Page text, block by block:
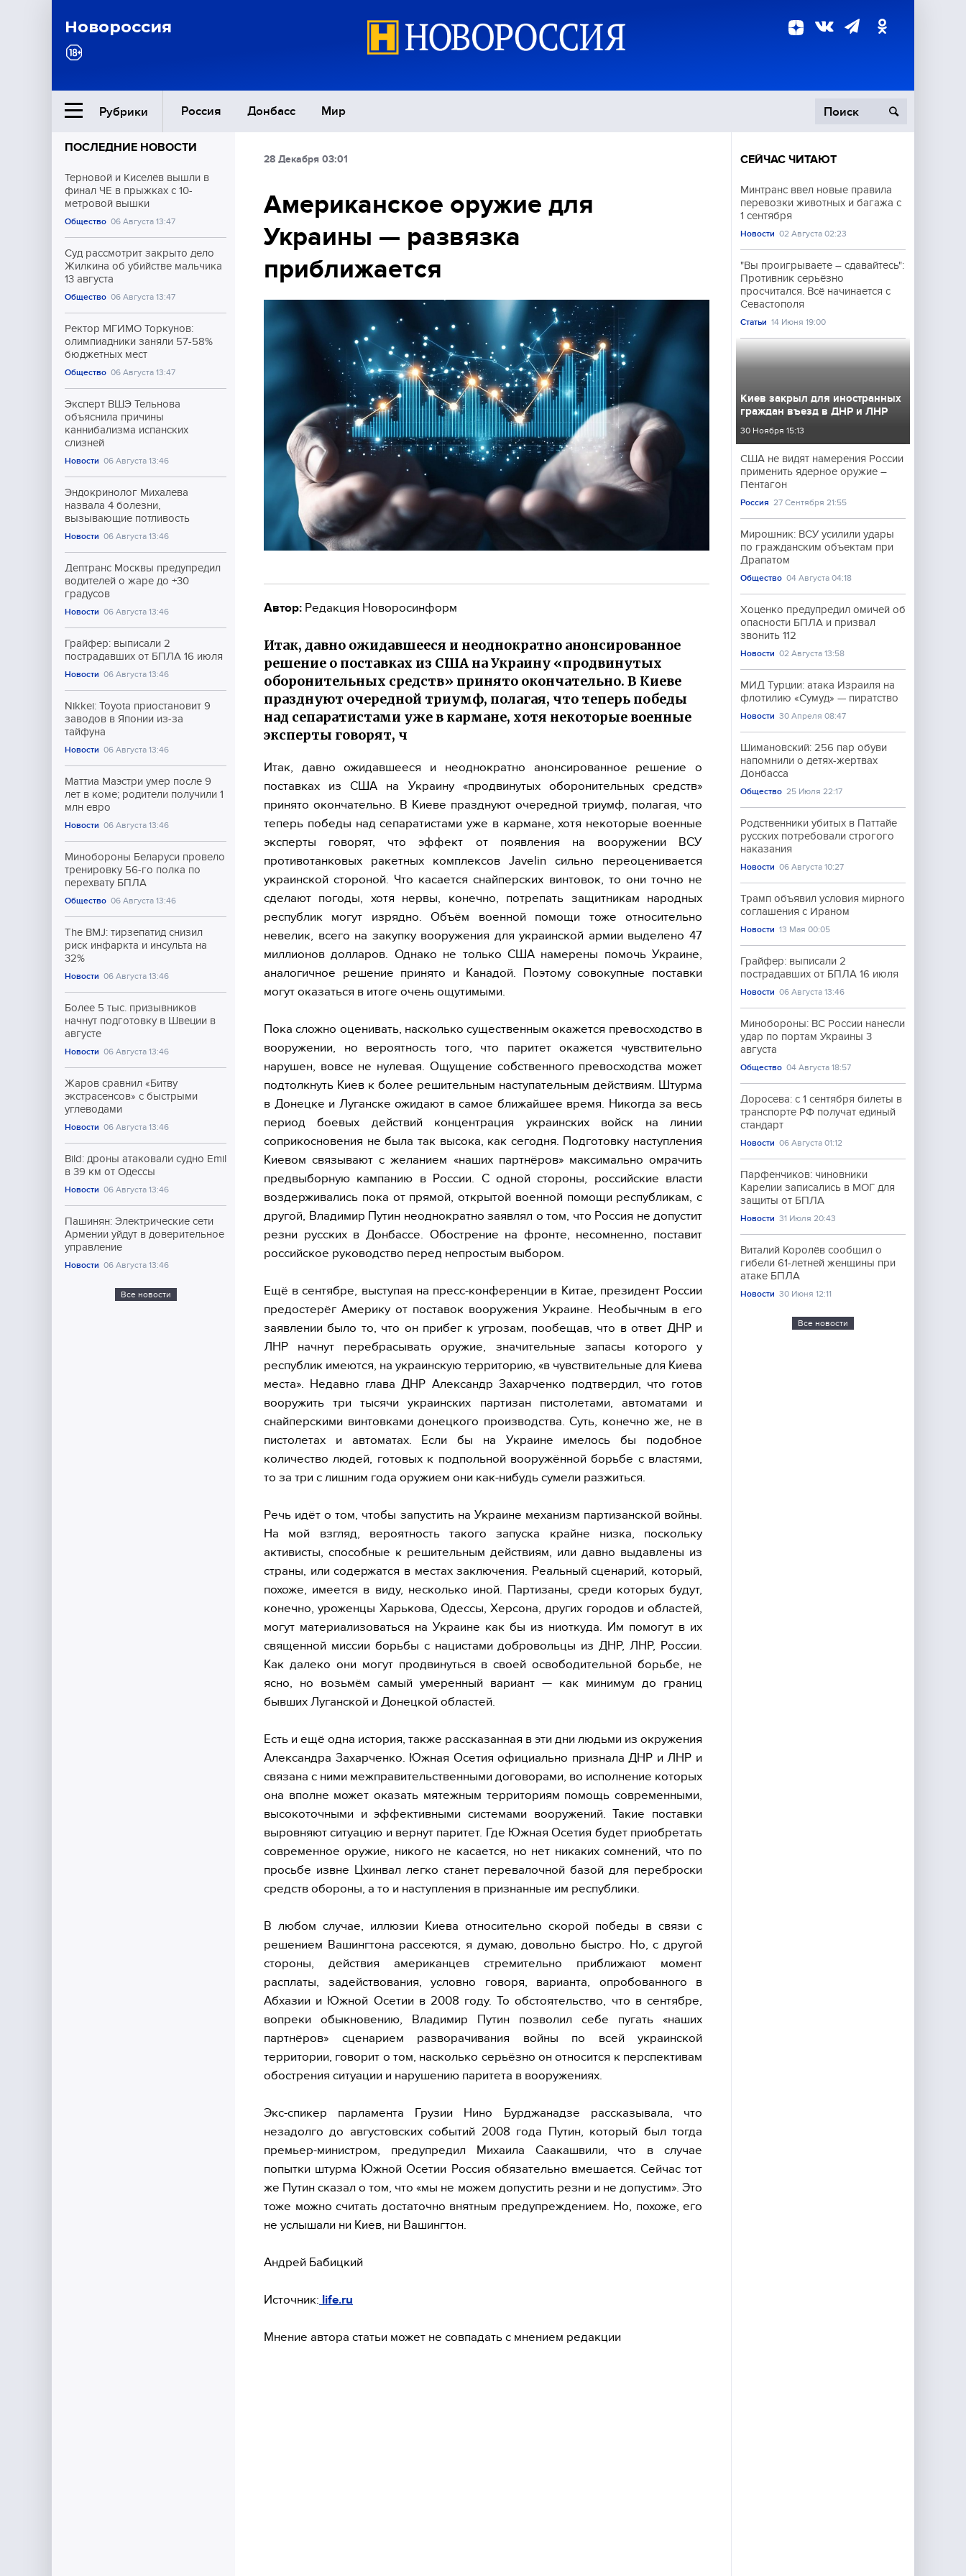
Новороссия
Рубрики Россия Донбасс Мир
Ближний Восток
Общество
Экономика
Происшествия
Культура
Спорт
ПОСЛЕДНИЕ НОВОСТИ
Терновой и Киселёв вышли в
финал ЧЕ в прыжках с 10-
метровой вышки
Общество 06 Августа 13:47
Суд рассмотрит закрыто дело
Жилкина об убийстве мальчика
13 августа
Общество 06 Августа 13:47
Ректор МГИМО Торкунов:
олимпиадники заняли 57-58%
бюджетных мест
Общество 06 Августа 13:47
Эксперт ВШЭ Тельнова
объяснила причины
каннибализма испанских
слизней
Новости 06 Августа 13:46
Эндокринолог Михалева
назвала 4 болезни,
вызывающие потливость
Новости 06 Августа 13:46
Дептранс Москвы предупредил
водителей о жаре до +30
градусов
Новости 06 Августа 13:46
Грайфер: выписали 2
пострадавших от БПЛА 16 июля
Новости 06 Августа 13:46
Nikkei: Toyota приостановит 9
заводов в Японии из-за
тайфуна
Новости 06 Августа 13:46
Маттиа Маэстри умер после 9
лет в коме; родители получили 1
млн евро
Новости 06 Августа 13:46
Минобороны Беларуси провело
тренировку 56-го полка по
перехвату БПЛА
Общество 06 Августа 13:46
The BMJ: тирзепатид снизил
риск инфаркта и инсульта на
32%
Новости 06 Августа 13:46
Более 5 тыс. призывников
начнут подготовку в Швеции в
августе
Новости 06 Августа 13:46
Жаров сравнил «Битву
экстрасенсов» с быстрыми
углеводами
Новости 06 Августа 13:46
Bild: дроны атаковали судно Emil
в 39 км от Одессы
Новости 06 Августа 13:46
Пашинян: Электрические сети
Армении уйдут в доверительное
управление
Новости 06 Августа 13:46
Все новости
28 Декабря 03:01
Американское оружие для
Украины — развязка
приближается
Автор: Редакция Новоросинформ
Итак, давно ожидавшееся и неоднократно анонсированное
решение о поставках из США на Украину «продвинутых
оборонительных средств» принято окончательно. В Киеве
празднуют очередной триумф, полагая, что теперь победы
над сепаратистами уже в кармане, хотя некоторые военные
эксперты говорят, ч
Итак, давно ожидавшееся и неоднократно анонсированное решение о
поставках из США на Украину «продвинутых оборонительных средств»
принято окончательно. В Киеве празднуют очередной триумф, полагая, что
теперь победы над сепаратистами уже в кармане, хотя некоторые военные
эксперты говорят, что эффект от появления на вооружении ВСУ
противотанковых ракетных комплексов Javelin сильно переоценивается
украинской стороной. Что касается снайперских винтовок, то они точно не
сделают погоды, хотя нервы, конечно, потрепать защитникам народных
республик могут изрядно. Объём военной помощи тоже относительно
невелик, всего на закупку вооружения для украинской армии выделено 47
миллионов долларов. Однако не только США намерены помочь Украине,
аналогичное решение принято и Канадой. Поэтому совокупные поставки
могут оказаться в итоге очень ощутимыми.
Пока сложно оценивать, насколько существенным окажется превосходство в
вооружении, но вероятность того, что паритет окажется чувствительно
нарушен, вовсе не нулевая. Ощущение собственного превосходства может
подтолкнуть Киев к более решительным наступательным действиям. Штурма
в Донецке и Луганске ожидают в самое ближайшее время. Никогда за весь
период боевых действий концентрация украинских войск на линии
соприкосновения не была так высока, как сегодня. Подготовку наступления
Киевом связывают с желанием «наших партнёров» максимально омрачить
предвыборную кампанию в России. С одной стороны, российские власти
воздерживались пока от прямой, открытой военной помощи республикам, с
другой, Владимир Путин неоднократно заявлял о том, что Россия не допустит
резни русских в Донбассе. Обострение на фронте, несомненно, поставит
российское руководство перед непростым выбором.
Ещё в сентябре, выступая на пресс-конференции в Китае, президент России
предостерёг Америку от поставок вооружения Украине. Необычным в его
заявлении было то, что он прибег к угрозам, пообещав, что в ответ ДНР и
ЛНР начнут перебрасывать оружие, значительные запасы которого у
республик имеются, на украинскую территорию, «в чувствительные для Киева
места». Недавно глава ДНР Александр Захарченко подтвердил, что готов
вооружить три тысячи украинских партизан пистолетами, автоматами и
снайперскими винтовками донецкого производства. Суть, конечно же, не в
пистолетах и автоматах. Если бы на Украине имелось бы подобное
количество людей, готовых к подпольной вооружённой борьбе с властями,
то за три с лишним года оружием они как-нибудь сумели разжиться.
Речь идёт о том, чтобы запустить на Украине механизм партизанской войны.
На мой взгляд, вероятность такого запуска крайне низка, поскольку
активисты, способные к решительным действиям, или давно выдавлены из
страны, или содержатся в местах заключения. Реальный сценарий, который,
похоже, имеется в виду, несколько иной. Партизаны, среди которых будут,
конечно, уроженцы Харькова, Одессы, Херсона, других городов и областей,
могут материализоваться на Украине как бы из ниоткуда. Им помогут в их
священной миссии борьбы с нацистами добровольцы из ДНР, ЛНР, России.
Как далеко они могут продвинуться в своей освободительной борьбе, не
ясно, но возьмём самый умеренный вариант — как минимум до границ
бывших Луганской и Донецкой областей.
Есть и ещё одна история, также рассказанная в эти дни людьми из окружения
Александра Захарченко. Южная Осетия официально признала ДНР и ЛНР и
связана с ними межправительственными договорами, во исполнение которых
она вполне может оказать мятежным территориям помощь современными,
высокоточными и эффективными системами вооружений. Такие поставки
выровняют ситуацию и вернут паритет. Где Южная Осетия будет приобретать
современное оружие, никого не касается, но нет никаких сомнений, что по
просьбе извне Цхинвал легко станет перевалочной базой для переброски
средств обороны, а то и наступления в признанные им республики.
В любом случае, иллюзии Киева относительно скорой победы в связи с
решением Вашингтона рассеются, я думаю, довольно быстро. Но, с другой
стороны, действия американцев стремительно приближают момент
расплаты, задействования, условно говоря, варианта, опробованного в
Абхазии и Южной Осетии в 2008 году. То обстоятельство, что в сентябре,
вопреки обыкновению, Владимир Путин позволил себе пугать «наших
партнёров» сценарием разворачивания войны по всей украинской
территории, говорит о том, насколько серьёзно он относится к перспективам
обострения ситуации и нарушению паритета в вооружениях.
Экс-спикер парламента Грузии Нино Бурджанадзе рассказывала, что
незадолго до августовских событий 2008 года Путин, который был тогда
премьер-министром, предупредил Михаила Саакашвили, что в случае
попытки штурма Южной Осетии Россия обязательно вмешается. Сейчас тот
же Путин сказал о том, что «мы не можем допустить резни и не допустим». Это
тоже можно считать достаточно внятным предупреждением. Но, похоже, его
не услышали ни Киев, ни Вашингтон.
Андрей Бабицкий
Источник: life.ru
Мнение автора статьи может не совпадать с мнением редакции
СЕЙЧАС ЧИТАЮТ
Минтранс ввел новые правила
перевозки животных и багажа с
1 сентября
Новости 02 Августа 02:23
"Вы проигрываете – сдавайтесь":
Противник серьёзно
просчитался. Всё начинается с
Севастополя
Статьи 14 Июня 19:00
Киев закрыл для иностранных
граждан въезд в ДНР и ЛНР
30 Ноября 15:13
США не видят намерения России
применить ядерное оружие –
Пентагон
Россия 27 Сентября 21:55
Мирошник: ВСУ усилили удары
по гражданским объектам при
Драпатом
Общество 04 Августа 04:18
Хоценко предупредил омичей об
опасности БПЛА и призвал
звонить 112
Новости 02 Августа 13:58
МИД Турции: атака Израиля на
флотилию «Сумуд» — пиратство
Новости 30 Апреля 08:47
Шимановский: 256 пар обуви
напомнили о детях-жертвах
Донбасса
Общество 25 Июля 22:17
Родственники убитых в Паттайе
русских потребовали строгого
наказания
Новости 06 Августа 10:27
Трамп объявил условия мирного
соглашения с Ираном
Новости 13 Мая 00:05
Грайфер: выписали 2
пострадавших от БПЛА 16 июля
Новости 06 Августа 13:46
Минобороны: ВС России нанесли
удар по портам Украины 3
августа
Общество 04 Августа 18:57
Доросева: с 1 сентября билеты в
транспорте РФ получат единый
стандарт
Новости 06 Августа 01:12
Парфенчиков: чиновники
Карелии записались в МОГ для
защиты от БПЛА
Новости 31 Июля 20:43
Виталий Королёв сообщил о
гибели 61-летней женщины при
атаке БПЛА
Новости 30 Июня 12:11
Все новости